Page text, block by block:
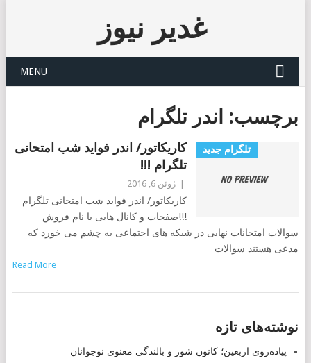
غدیر نیوز
MENU
برچسب: اندر تلگرام
تلگرام جدید
کاریکاتور/ اندر فواید شب امتحانی
تلگرام !!!
ژوئن 6, 2016
کاریکاتور/ اندر فواید شب امتحانی تلگرام
!!!صفحات و کانال هایی با نام فروش
سوالات امتحانات نهایی در شبکه های اجتماعی به چشم می خورد که
مدعی هستند سوالات
Read More
POSTS
NAVIGATION
نوشته‌های تازه
پیاده‌روی اربعین؛ کانون شور و بالندگی معنوی نوجوانان